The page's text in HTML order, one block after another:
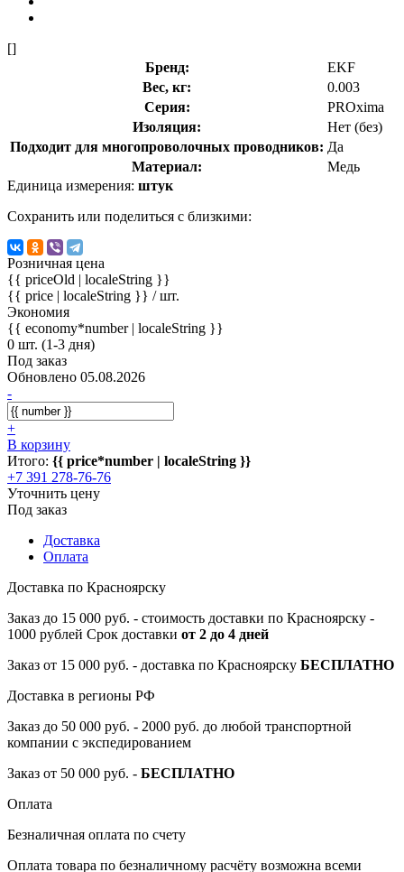
[]
Бренд:
EKF
Вес, кг:
0.003
Серия:
PROxima
Изоляция:
Нет (без)
Подходит для многопроволочных проводников: Да
Материал:
Медь
Единица измерения: штук
Сохранить или поделиться с близкими:
Розничная цена
{{ priceOld | localeString }}
{{ price | localeString }} / шт.
Экономия
{{ economy*number | localeString }}
0 шт. (1-3 дня)
Под заказ
Обновлено 05.08.2026
-
+
В корзину
Итого: {{ price*number | localeString }}
+7 391 278-76-76
Уточнить цену
Под заказ
Доставка
Оплата
Доставка по Красноярску
Заказ до 15 000 руб. - стоимость доставки по Красноярску -
1000 рублей Срок доставки от 2 до 4 дней
Заказ от 15 000 руб. - доставка по Красноярску БЕСПЛАТНО
Доставка в регионы РФ
Заказ до 50 000 руб. - 2000 руб. до любой транспортной
компании с экспедированием
Заказ от 50 000 руб. - БЕСПЛАТНО
Оплата
Безналичная оплата по счету
Оплата товара по безналичному расчёту возможна всеми